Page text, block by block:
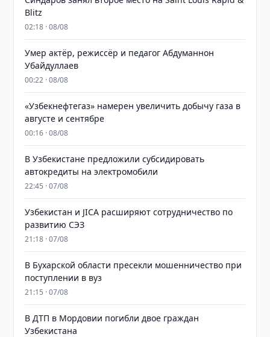
Blitz
02:18 · 08/08
Умер актёр, режиссёр и педагог Абдуманнон
Убайдуллаев
00:22 · 08/08
«Узбекнефтегаз» намерен увеличить добычу газа в
августе и сентябре
00:16 · 08/08
В Узбекистане предложили субсидировать
автокредиты на электромобили
22:45 · 07/08
Узбекистан и JICA расширяют сотрудничество по
развитию СЭЗ
21:18 · 07/08
В Бухарской области пресекли мошенничество при
поступлении в вуз
21:15 · 07/08
В ДТП в Мордовии погибли двое граждан
Узбекистана